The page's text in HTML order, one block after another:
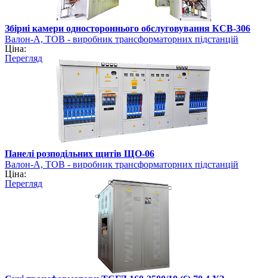
Збірні камери одностороннього обслуговування КСВ-306
Валон-А, ТОВ - виробник трансформаторних підстанцій
Ціна:
Перегляд
Панелі розподільних щитів ЩО-06
Валон-А, ТОВ - виробник трансформаторних підстанцій
Ціна:
Перегляд